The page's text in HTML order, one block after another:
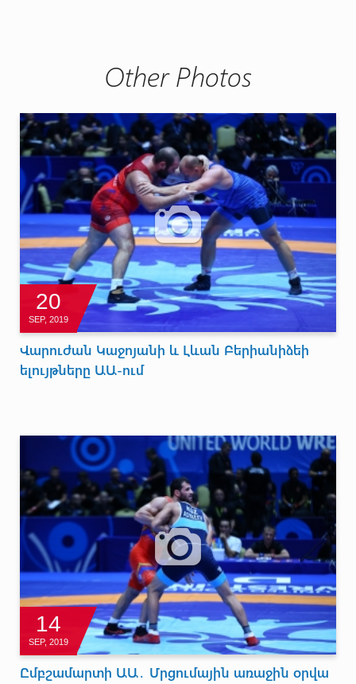
Other Photos
20
SEP, 2019
Վարուժան Կաջոյանի և Լևան Բերիանիձեի
ելույթները ԱԱ-ում
14
SEP, 2019
Ըմբշամարտի ԱԱ․ Մրցումային առաջին օրվա